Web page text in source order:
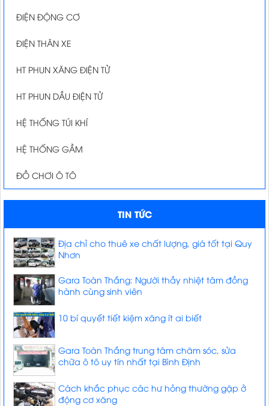
ĐIỆN ĐỘNG CƠ
ĐIỆN THÂN XE
HT PHUN XĂNG ĐIỆN TỬ
HT PHUN DẦU ĐIỆN TỬ
HỆ THỐNG TÚI KHÍ
HỆ THỐNG GẦM
ĐỒ CHƠI Ô TÔ
TIN TỨC
Địa chỉ cho thuê xe chất lượng, giá tốt tại Quy
Nhơn
Gara Toàn Thắng: Người thầy nhiệt tâm đồng
hành cùng sinh viên
10 bí quyết tiết kiệm xăng ít ai biết
Gara Toàn Thắng trung tâm chăm sóc, sửa
chữa ô tô uy tín nhất tại Bình Định
Cách khắc phục các hư hỏng thường gặp ở
động cơ xăng